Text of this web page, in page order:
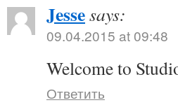
Jessesays:
09.04.2015 at 09:48
Welcome to
Ответить